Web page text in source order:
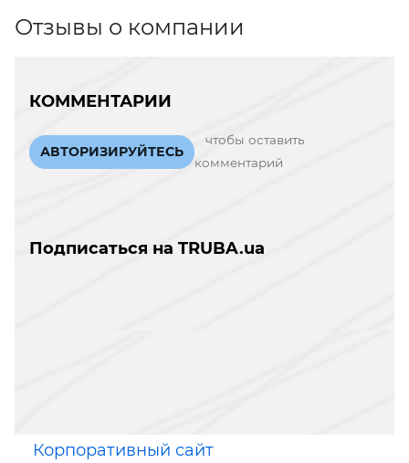
Отзывы о компании
КОММЕНТАРИИ
АВТОРИЗИРУЙТЕСЬ
чтобы оставить
комментарий
Подписаться на TRUBA.ua
Корпоративный сайт